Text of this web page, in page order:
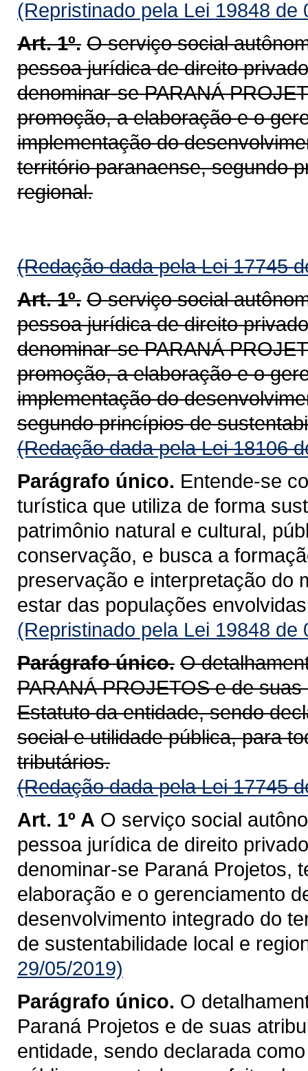
(Repristinado pela Lei 19848 de
Art. 1º. O serviço social
pessoa jurídica de direito
denominar-se PARANÁ
promoção, a elaboração e o
implementação do
território paranaense, segundo
regional.
(Redação dada pela Lei 17745
Art. 1º. O serviço social
pessoa jurídica de direito
denominar-se PARANÁ
promoção, a elaboração e o
implementação do
segundo princípios de
(Redação dada pela Lei 18106
Parágrafo único. Entende-se
turística que utiliza de forma
patrimônio natural e cultural,
conservação, e busca a
preservação e interpretação do
estar das populações
(Repristinado pela Lei 19848 de
Parágrafo único. O
PARANÁ PROJETOS e de
Estatuto da entidade, sendo
social e utilidade pública, para
tributários.
(Redação dada pela Lei 17745
Art. 1º A O serviço social
pessoa jurídica de direito
denominar-se Paraná Projetos,
elaboração e o gerenciamento
desenvolvimento integrado do
de sustentabilidade local e
29/05/2019)
Parágrafo único. O
Paraná Projetos e de suas
entidade, sendo declarada